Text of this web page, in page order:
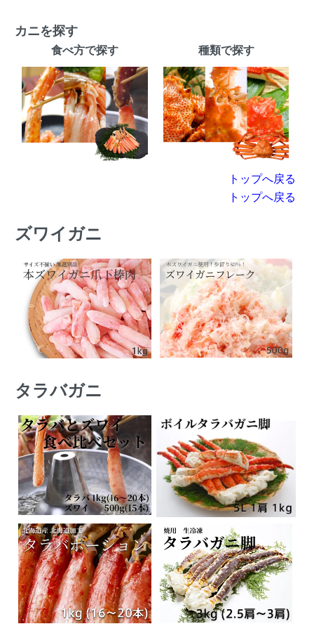
カニを探す
食べ方で探す 種類で探す
トップへ戻る
トップへ戻る
ズワイガニ
タラバガニ